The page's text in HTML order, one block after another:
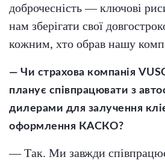
доброчесність — ключові
нам зберігати свої
кожним, хто обрав нашу
— Чи страхова компанія
планує співпрацювати з
дилерами для залучення
оформлення КАСКО?
— Так. Ми завжди